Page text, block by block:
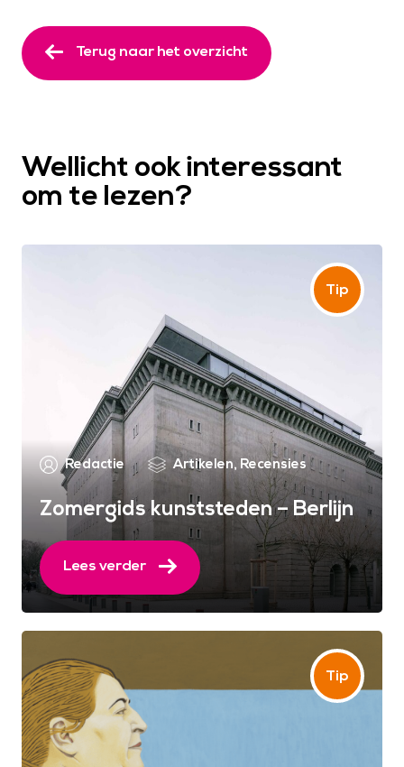
Terug naar het overzicht
Wellicht ook interessant
om te lezen?
Redactie Artikelen, Recensies
Zomergids kunststeden – Berlijn
Lees verder